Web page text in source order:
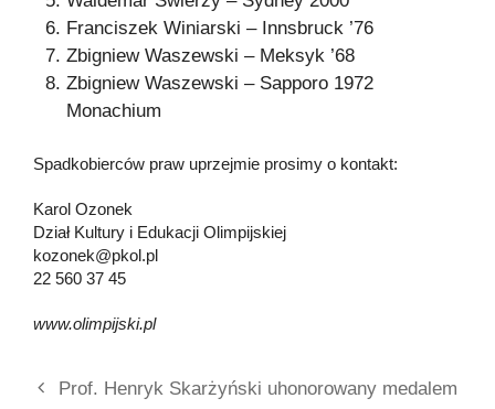
Franciszek Winiarski – Innsbruck ’76
Zbigniew Waszewski – Meksyk ’68
Zbigniew Waszewski – Sapporo 1972
Monachium
Spadkobierców praw uprzejmie prosimy o kontakt:
Karol Ozonek
Dział Kultury i Edukacji Olimpijskiej
kozonek@pkol.pl
22 560 37 45
www.olimpijski.pl
Prof. Henryk Skarżyński uhonorowany medalem